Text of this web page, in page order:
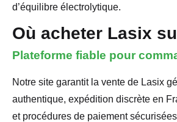
d’équilibre électrolytique.
Où acheter Lasix
Plateforme fiable pour
Notre site garantit la vente de Lasix
authentique, expédition discrète en
et procédures de paiement